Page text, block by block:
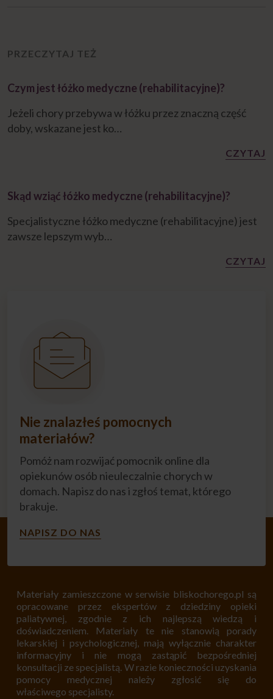
PRZECZYTAJ TEŻ
Czym jest łóżko medyczne (rehabilitacyjne)?
Jeżeli chory przebywa w łóżku przez znaczną część
doby, wskazane jest ko…
CZYTAJ
Skąd wziąć łóżko medyczne (rehabilitacyjne)?
Specjalistyczne łóżko medyczne (rehabilitacyjne) jest
zawsze lepszym wyb…
CZYTAJ
Nie znalazłeś pomocnych
materiałów?
Pomóż nam rozwijać pomocnik online dla
opiekunów osób nieuleczalnie chorych w
domach. Napisz do nas i zgłoś temat, którego
brakuje.
NAPISZ DO NAS
Materiały zamieszczone w serwisie bliskochorego.pl są
opracowane przez ekspertów z dziedziny opieki
paliatywnej, zgodnie z ich najlepszą wiedzą i
doświadczeniem. Materiały te nie stanowią porady
lekarskiej i psychologicznej, mają wyłącznie charakter
informacyjny i nie mogą zastąpić bezpośredniej
konsultacji ze specjalistą. W razie konieczności uzyskania
pomocy medycznej należy zgłosić się do
właściwego specjalisty.